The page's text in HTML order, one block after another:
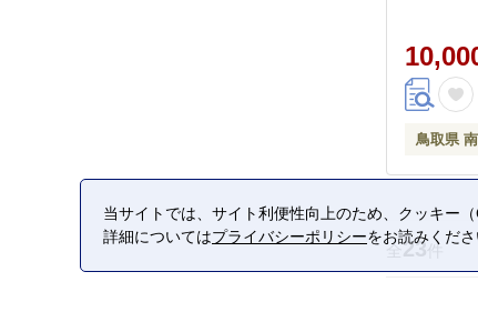
鳥取県
全23 件
当サイトでは、サイト利便性向上のため、クッキー
詳細についてはプライバシーポリシーをお読みくださ